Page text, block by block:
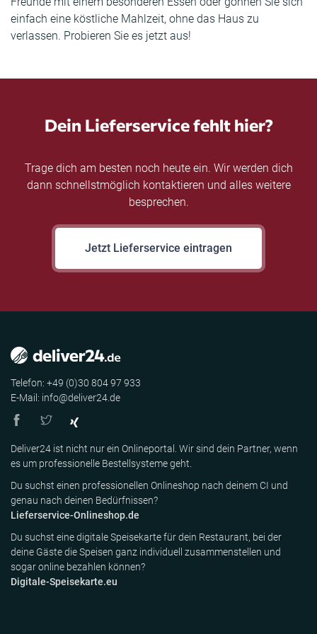
einfach eine köstliche Mahlzeit, ohne das Haus zu
verlassen. Probieren Sie es jetzt aus!
Dein Lieferservice fehlt hier?
Trage dich am besten noch heute ein. Wir werden dich
dann schnellstmöglich kontaktieren und alles weitere
besprechen.
Jetzt Lieferservice eintragen
Telefon: +49 (0)30 804 97 933
E-Mail: info@deliver24.de
Deliver24 ist nicht nur ein Onlineportal. Wir sind dein Partner, wenn
es um professionelle Bestellsysteme geht.
Du suchst einen professionellen Onlineshop nach deinem CI und
genau nach deinen Bedürfnissen?
Lieferservice-Onlineshop.de
Du suchst eine digitale Speisekarte für dein Restaurant, bei der
deine Gäste die Speisen ganz individuell zusammenstellen und
sogar online bezahlen können?
Digitale-Speisekarte.eu